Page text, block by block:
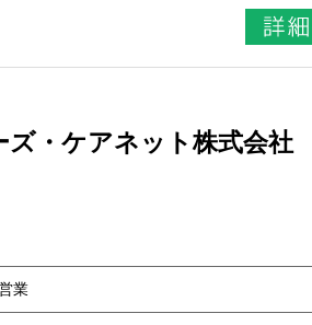
ズ・ケアネット株式会社
業